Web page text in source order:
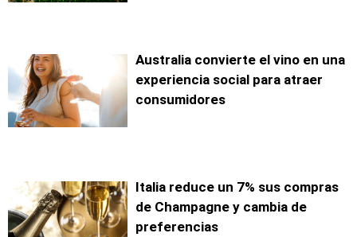
Australia convierte el vino en una
experiencia social para atraer
consumidores
Italia reduce un 7% sus compras
de Champagne y cambia de
preferencias